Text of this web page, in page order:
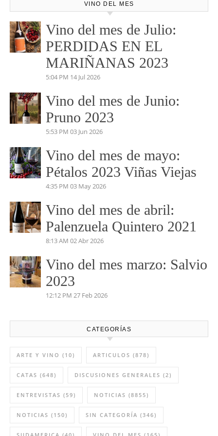
No dudes en pedirnos información. Marketing y
Comunicación.
josemundovino@gmail.com
beatrizmundovino@gmail.com
Vino del mes de Julio:
PERDIDAS EN EL
5:04 PM14 Jul 2026
Vino del mes de Junio:
5:53 PM03 Jun 2026
Vino del mes de mayo:
4:35 PM03 May 2026
Vino del mes de abril:
8:13 AM02 Abr 2026
Vino del mes marzo: Salvio
2023
12:12 PM 27 Feb 2026
ARTE Y VINO (10) ARTICULOS(878)